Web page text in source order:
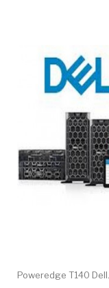
Poweredge T140 Dell...